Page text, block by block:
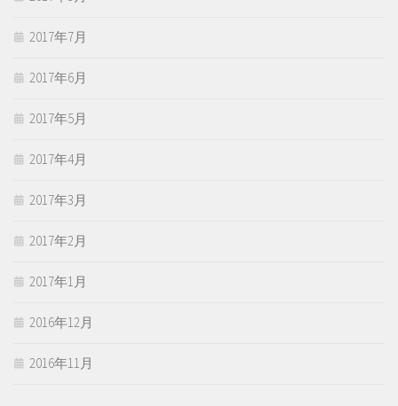
2017年7月
2017年6月
2017年5月
2017年4月
2017年3月
2017年2月
2017年1月
2016年12月
2016年11月